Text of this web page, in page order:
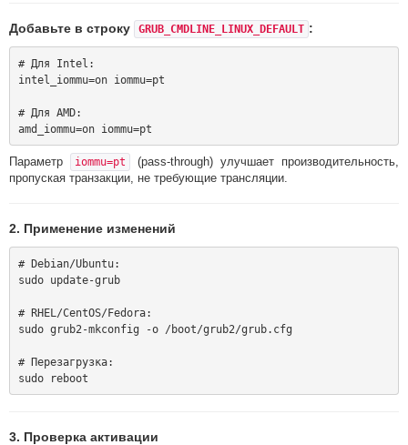
Добавьте в строку GRUB_CMDLINE_LINUX_DEFAULT :
# Для Intel:
intel_iommu=on iommu=pt
# Для AMD:
Параметр iommu=pt
(pass-through) улучшает производительность,
пропуская транзакции, не требующие трансляции.
2. Применение изменений
# Debian/Ubuntu:
sudo update-grub
# RHEL/CentOS/Fedora:
sudo grub2-mkconfig -o /boot/grub2/grub.cfg
# Перезагрузка:
3. Проверка активации